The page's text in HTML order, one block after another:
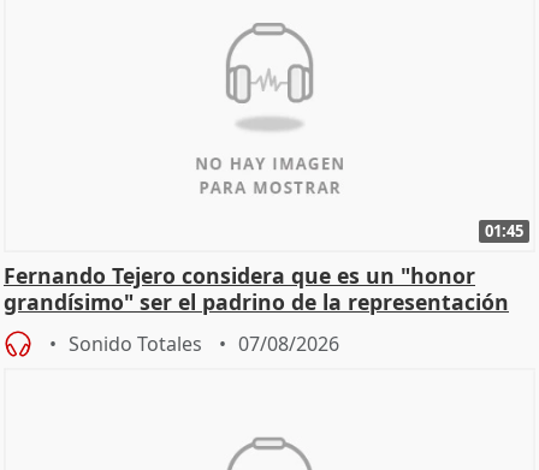
01:45
Fernando Tejero considera que es un "honor
grandísimo" ser el padrino de la representación
Sonido Totales 07/08/2026